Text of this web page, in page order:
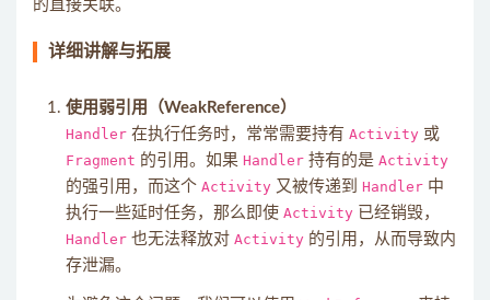
的直接关联。
详细讲解与拓展
使用弱引用（WeakReference）
Handler 在执行任务时，常常需要持有 Activity 或
Fragment 的引用。如果 Handler 持有的是 Activity
的强引用，而这个 Activity 又被传递到 Handler 中
执行一些延时任务，那么即使 Activity 已经销毁，
Handler 也无法释放对 Activity 的引用，从而导致内
存泄漏。